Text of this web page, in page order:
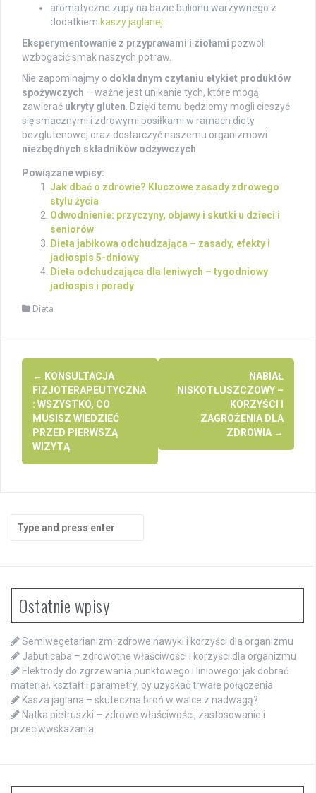
aromatyczne zupy na bazie bulionu warzywnego z
dodatkiem kaszy jaglanej
Eksperymentowanie z przyprawami i ziołami pozwoli
wzbogacić smak naszych potraw.
Nie zapominajmy o dokładnym czytaniu etykiet produktów
spożywczych – ważne jest unikanie tych, które mogą
zawierać ukryty gluten . Dzięki temu będziemy mogli cieszyć
się smacznymi i zdrowymi posiłkami w ramach diety
bezglutenowej oraz dostarczyć naszemu organizmowi
niezbędnych składników odżywczych
Powiązane wpisy:
Jak dbać o zdrowie? Kluczowe zasady zdrowego
stylu życia
Odwodnienie: przyczyny, objawy i skutki u dzieci i
seniorów
Dieta jabłkowa odchudzająca – zasady, efekty i
jadłospis 5-dniowy
Dieta odchudzająca dla leniwych – tygodniowy
jadłospis i porady
Dieta
Post
navigation
← KONSULTACJA
FIZJOTERAPEUTYCZNA
: WSZYSTKO, CO
MUSISZ WIEDZIEĆ
PRZED PIERWSZĄ
WIZYTĄ
NABIAŁ
NISKOTŁUSZCZOWY –
KORZYŚCI I
ZAGROŻENIA DLA
ZDROWIA →
for:
Ostatnie wpisy
Semiwegetarianizm: zdrowe nawyki i korzyści dla organizmu
Jabuticaba – zdrowotne właściwości i korzyści dla organizmu
Elektrody do zgrzewania punktowego i liniowego: jak dobrać
materiał, kształt i parametry, by uzyskać trwałe połączenia
Kasza jaglana – skuteczna broń w walce z nadwagą?
Natka pietruszki – zdrowe właściwości, zastosowanie i
przeciwwskazania